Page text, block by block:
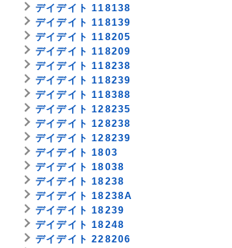
デイデイト 118138
デイデイト 118139
デイデイト 118205
デイデイト 118209
デイデイト 118238
デイデイト 118239
デイデイト 118388
デイデイト 128235
デイデイト 128238
デイデイト 128239
デイデイト 1803
デイデイト 18038
デイデイト 18238
デイデイト 18238A
デイデイト 18239
デイデイト 18248
デイデイト 228206